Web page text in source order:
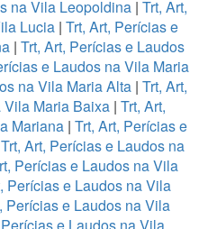
na Vila Leopoldina | Trt, Art,
Lucia | Trt, Art, Perícias e
| Trt, Art, Perícias e Laudos
e Laudos na Vila Maria
na Vila Maria Alta | Trt, Art,
Maria Baixa| Trt, Art,
Mariana| Trt, Art, Perícias e
Trt, Art, Perícias e Laudos na
Perícias e Laudos na Vila
Perícias e Laudos na Vila
Perícias e Laudos na Vila